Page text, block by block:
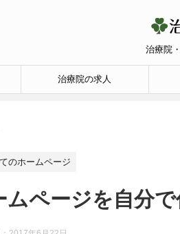
治療院
治療院の求人
のホームページ
ムページを自分